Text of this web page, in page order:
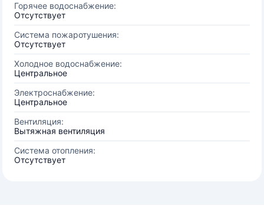
Горячее водоснабжение:
Отсутствует
Система пожаротушения:
Отсутствует
Холодное водоснабжение:
Центральное
Электроснабжение:
Центральное
Вентиляция:
Вытяжная вентиляция
Система отопления:
Отсутствует